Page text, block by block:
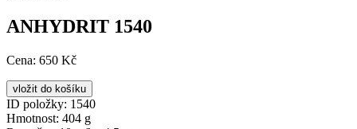
ANHYDRIT 1540
Cena: 650 Kč
ID položky: 1540
Hmotnost: 404 g